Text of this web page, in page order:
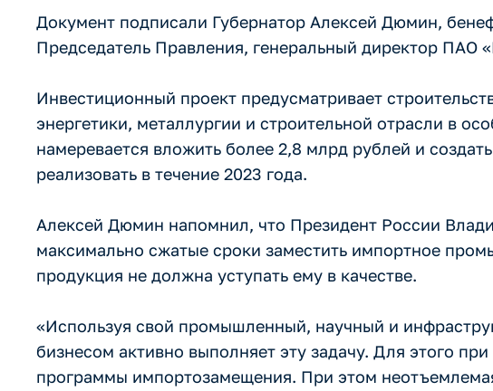
Документ подписали Губернатор Алексей Дюмин,
Председатель Правления, генеральный директор ПАО
Инвестиционный проект предусматривает
энергетики, металлургии и строительной отрасли в
намеревается вложить более 2,8 млрд рублей и
реализовать в течение 2023 года.
Алексей Дюмин напомнил, что Президент России
максимально сжатые сроки заместить импортное
продукция не должна уступать ему в качестве.
«Используя свой промышленный, научный и
бизнесом активно выполняет эту задачу. Для этого
программы импортозамещения. При этом